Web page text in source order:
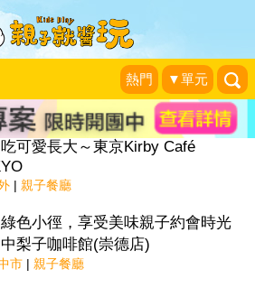
熱門 ▼單元
親子餐廳 特色國小 親子露營地
可愛長大～東京Kirby Café
| 親子餐廳
色小徑，享受美味親子約會時光
梨子咖啡館(崇德店)
市| 親子餐廳